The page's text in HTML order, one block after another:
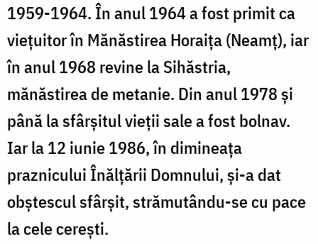
1959-1964. În anul 1964 a fost primit ca
vieţuitor în Mănăstirea Horaiţa (Neamţ), iar
în anul 1968 revine la Sihăstria,
mănăstirea de metanie. Din anul 1978 şi
până la sfârşitul vieţii sale a fost bolnav.
Iar la 12 iunie 1986, în dimineaţa
praznicului Înălţării Domnului, şi-a dat
obştescul sfârşit, strămutându-se cu pace
la cele cereşti.